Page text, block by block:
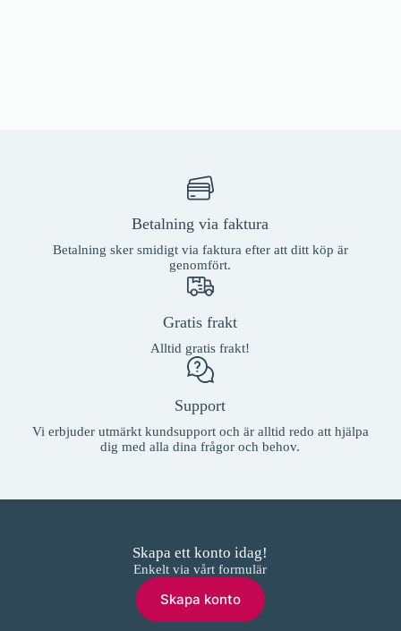
Betalning via faktura
Betalning sker smidigt via faktura efter att ditt köp är
genomfört.
Gratis frakt
Alltid gratis frakt!
Support
Vi erbjuder utmärkt kundsupport och är alltid redo att hjälpa
dig med alla dina frågor och behov.
Skapa ett konto idag!
Enkelt via vårt formulär
Skapa konto